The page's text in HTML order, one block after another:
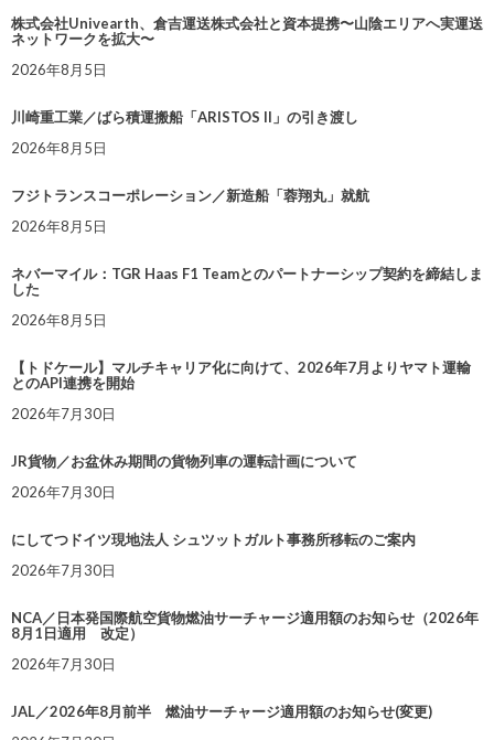
株式会社Univearth、倉吉運送株式会社と資本提携〜山陰エリアへ実運送
ネットワークを拡大〜
2026年8月5日
川崎重工業／ばら積運搬船「ARISTOS II」の引き渡し
2026年8月5日
フジトランスコーポレーション／新造船「蓉翔丸」就航
2026年8月5日
ネバーマイル：TGR Haas F1 Teamとのパートナーシップ契約を締結しま
した
2026年8月5日
【トドケール】マルチキャリア化に向けて、2026年7月よりヤマト運輸
とのAPI連携を開始
2026年7月30日
JR貨物／お盆休み期間の貨物列車の運転計画について
2026年7月30日
にしてつドイツ現地法人 シュツットガルト事務所移転のご案内
2026年7月30日
NCA／日本発国際航空貨物燃油サーチャージ適用額のお知らせ（2026年
8月1日適用 改定）
2026年7月30日
JAL／2026年8月前半 燃油サーチャージ適用額のお知らせ(変更)